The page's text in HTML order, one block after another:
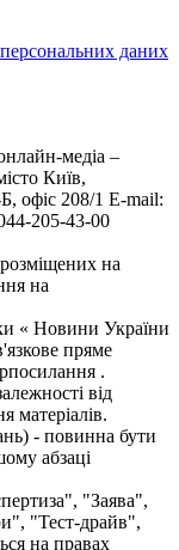
персональних даних
медіа –
Київ,
208/1 E-mail:
205-43-00
на
на
« Новини України
пряме
.
від
матеріалів.
- повинна бути
абзаці
"Заява",
"Тест-драйв",
на правах